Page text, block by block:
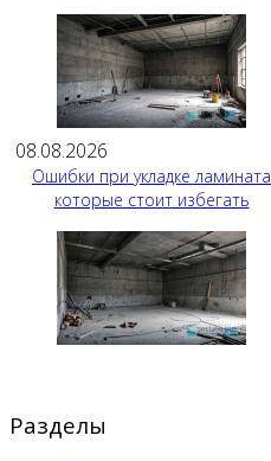
08.08.2026
Ошибки при укладке ламината
которые стоит избегать
Разделы